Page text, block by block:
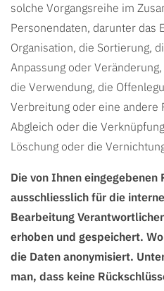
solche Vorgangsreihe im
Personendaten, darunter das
Organisation, die Sortierung,
Anpassung oder
die Verwendung, die
Verbreitung oder eine andere
Abgleich oder die
Löschung oder die
Die von Ihnen
ausschliesslich für die
Bearbeitung
erhoben und gespeichert.
die Daten anonymisiert.
man, dass keine